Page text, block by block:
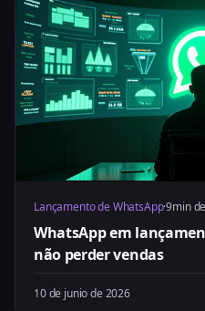
Lançamento de WhatsApp·9min
WhatsApp em
não perder vendas
10 de junio de 2026